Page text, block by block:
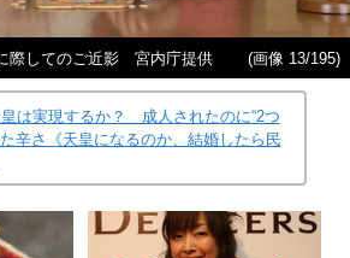
際してのご近影 宮内庁提供 (画像 13/195)
は実現するか？ 成人されたのに“2つ
辛さ《天皇になるのか、結婚したら民